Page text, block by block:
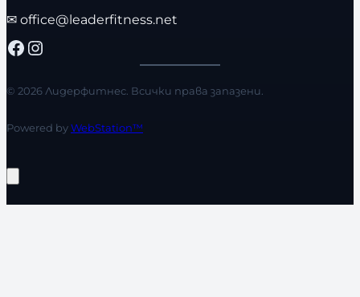
✉ office@leaderfitness.net
Facebook Instagram
© 2026 Лидерфитнес. Всички права запазени.
Powered byWebStation™